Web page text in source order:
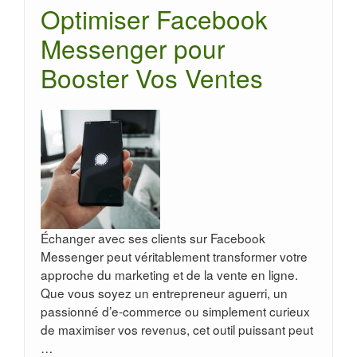
Optimiser Facebook
Messenger pour
Booster Vos Ventes
Échanger avec ses clients sur Facebook
Messenger peut véritablement transformer votre
approche du marketing et de la vente en ligne.
Que vous soyez un entrepreneur aguerri, un
passionné d’e-commerce ou simplement curieux
de maximiser vos revenus, cet outil puissant peut
…